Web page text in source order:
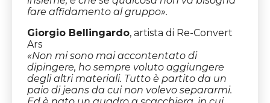
fare affidamento al gruppo».
Giorgio Bellingardo, artista di Re-Convert
Ars
«Non mi sono mai accontentato di
dipingere, ho sempre voluto aggiungere
degli altri materiali. Tutto è partito da un
paio di jeans da cui non volevo separarmi.